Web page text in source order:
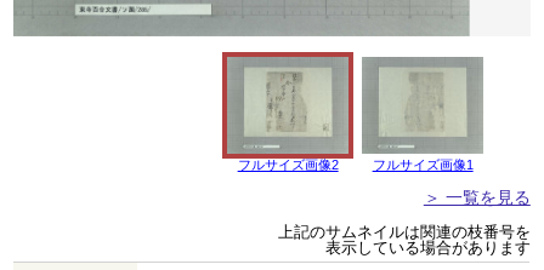
フルサイズ画像2 フルサイズ画像1
＞ 一覧を見る
上記のサムネイルは関連の枝番号を
表示している場合があります